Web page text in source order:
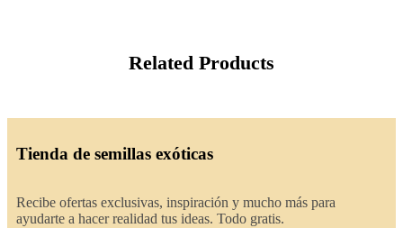
Related Products
Tienda de semillas exóticas
Recibe ofertas exclusivas, inspiración y mucho más para
ayudarte a hacer realidad tus ideas. Todo gratis.